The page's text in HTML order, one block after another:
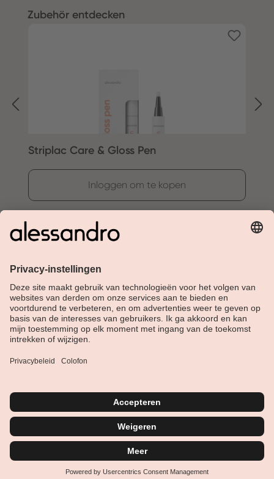
Productgalerij overslaan
Zubehör entdecken
Striplac Care & Gloss Pen
Inloggen om te kopen
Over Alessandro
Shop
Nederlands